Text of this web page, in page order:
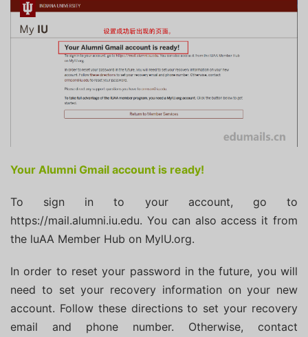
Your Alumni Gmail account is ready!
To sign in to your account, go to
https://mail.alumni.iu.edu. You can also access it from
the luAA Member Hub on MylU.org.
In order to reset your password in the future, you will
need to set your recovery information on your new
account. Follow these directions to set your recovery
email and phone number. Otherwise, contact